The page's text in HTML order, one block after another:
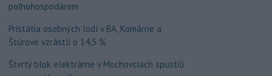
poľnohospodárom
Pristátia osobných lodí v BA, Komárne a
Štúrove vzrástli o 14,5 %
Štvrtý blok elektrárne v Mochovciach spustili